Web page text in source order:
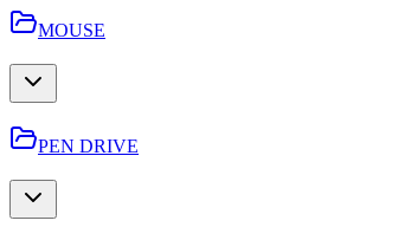
MOUSE
PEN DRIVE